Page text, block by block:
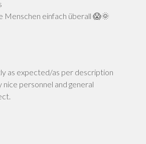
Menschen einfach überall 😱🌞
as expected/as per description
nice personnel and general